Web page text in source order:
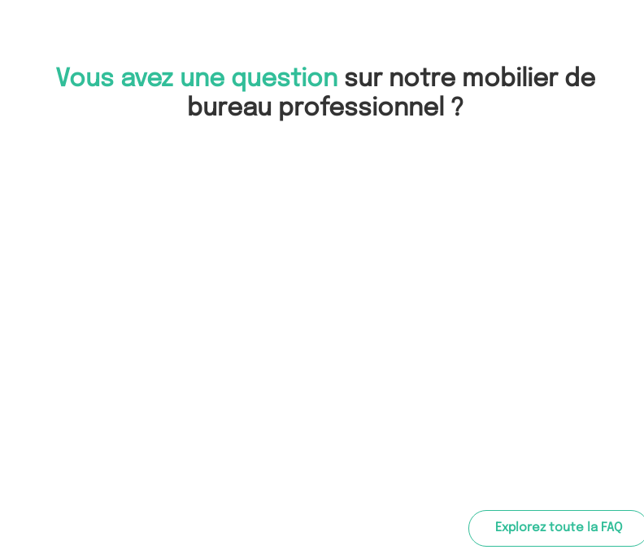
Vous avez une question sur notre mobilier de
bureau professionnel ?
Explorez toute la FAQ